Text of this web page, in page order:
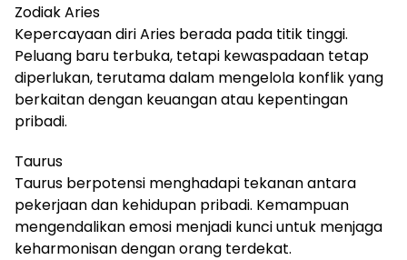
Zodiak Aries
Kepercayaan diri Aries berada pada titik tinggi.
Peluang baru terbuka, tetapi kewaspadaan tetap
diperlukan, terutama dalam mengelola konflik yang
berkaitan dengan keuangan atau kepentingan
pribadi.
Taurus
Taurus berpotensi menghadapi tekanan antara
pekerjaan dan kehidupan pribadi. Kemampuan
mengendalikan emosi menjadi kunci untuk menjaga
keharmonisan dengan orang terdekat.